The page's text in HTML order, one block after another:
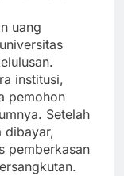
uang
institusi,
pemohon
Setelah
dibayar,
pemberkasan